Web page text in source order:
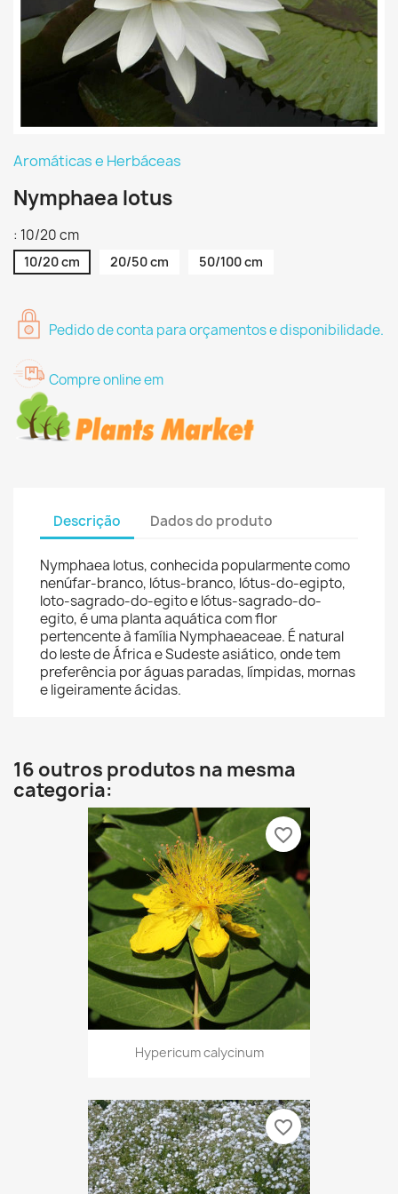
Aromáticas e Herbáceas
Nymphaea lotus
: 10/20 cm
10/20 cm 20/50 cm 50/100 cm
Pedido de conta para orçamentos e disponibilidade.
Compre online em
Descrição Dados do produto
Nymphaea lotus, conhecida popularmente como
nenúfar-branco, lótus-branco, lótus-do-egipto,
loto-sagrado-do-egito e lótus-sagrado-do-
egito, é uma planta aquática com flor
pertencente à família Nymphaeaceae. É natural
do leste de África e Sudeste asiático, onde tem
preferência por águas paradas, límpidas, mornas
e ligeiramente ácidas.
16 outros produtos na mesma
categoria:
Hypericum calycinum
favorite_border
favorite_border